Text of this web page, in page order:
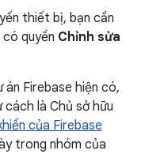
thiết bị, bạn cần
quyền Chỉnh sửa
án Firebase hiện có,
là Chủ sở hữu
của Firebase
trong nhóm của